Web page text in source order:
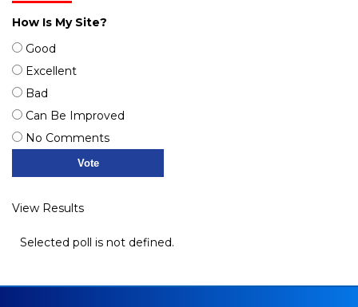
How Is My Site?
Good
Excellent
Bad
Can Be Improved
No Comments
View Results
Selected poll is not defined.